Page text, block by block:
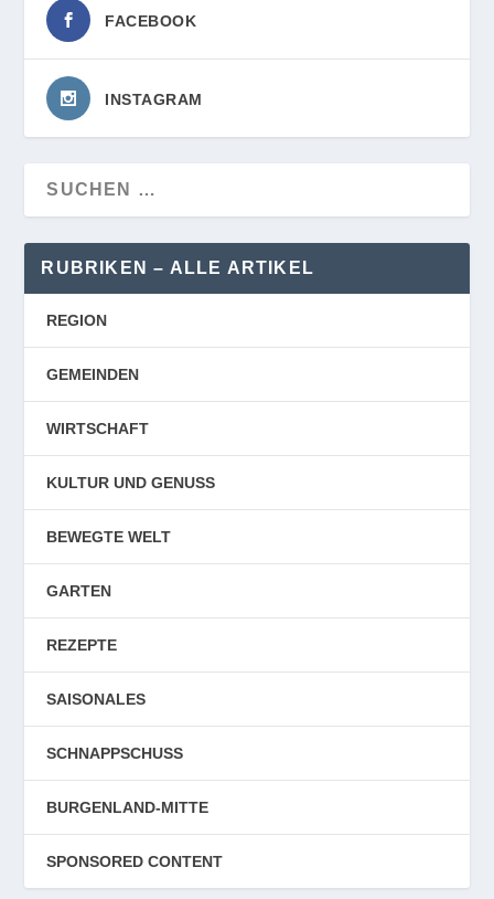
FACEBOOK
INSTAGRAM
RUBRIKEN – ALLE ARTIKEL
REGION
GEMEINDEN
WIRTSCHAFT
KULTUR UND GENUSS
BEWEGTE WELT
GARTEN
REZEPTE
SAISONALES
SCHNAPPSCHUSS
BURGENLAND-MITTE
SPONSORED CONTENT